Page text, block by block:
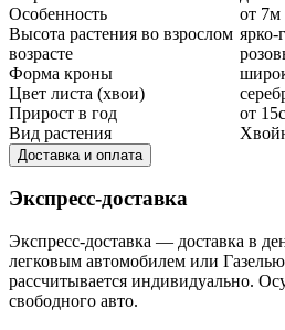
Особенность
от 7м
Высота растения во взрослом
возрасте
ярко-
Форма кроны
Цвет листа (хвои)
Прирост в год
от
Вид растения
Доставка и оплата
Экспресс-доставка
Экспресс-доставка — доставка в
легковым автомобилем или
рассчитывается индивидуально.
свободного авто.